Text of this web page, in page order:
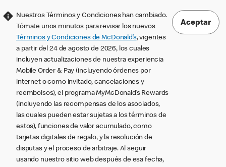
Nuestros Términos y Condiciones han cambiado.
Tómate unos minutos para revisar los nuevos
Términos y Condiciones de McDonald’s, vigentes
a partir del 24 de agosto de 2026, los cuales
incluyen actualizaciones de nuestra experiencia
Mobile Order & Pay (incluyendo órdenes por
internet o como invitado, cancelaciones y
reembolsos), el programa MyMcDonald’s Rewards
(incluyendo las recompensas de los asociados,
las cuales pueden estar sujetas a los términos de
estos), funciones de valor acumulado, como
tarjetas digitales de regalo, y la resolución de
disputas y el proceso de arbitraje. Al seguir
usando nuestro sitio web después de esa fecha,
Aceptar